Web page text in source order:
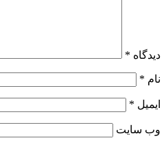
دیدگاه *
نام *
ایمیل *
وب‌ سایت